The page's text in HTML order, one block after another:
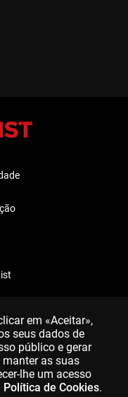
em «Aceitar»,
seus dados de
público e gerar
as suas
lhe um acesso
Política de Cookies.